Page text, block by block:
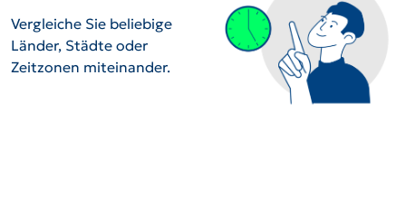
Vergleiche Sie beliebige
Länder, Städte oder
Zeitzonen miteinander.